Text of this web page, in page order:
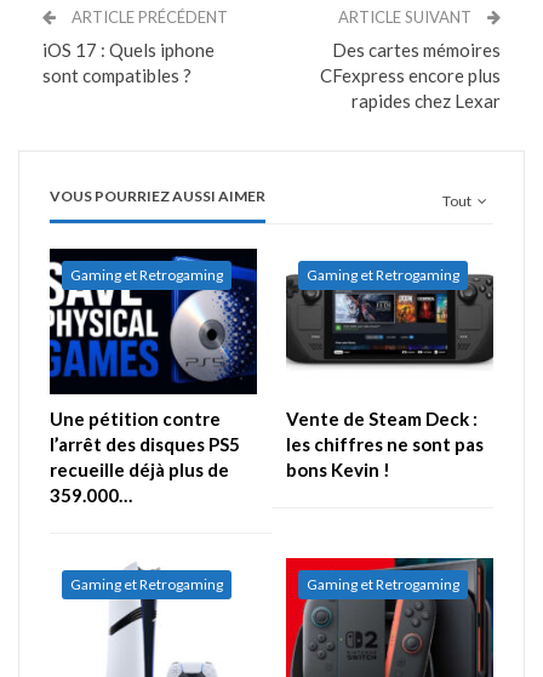
ARTICLE PRÉCÉDENT
iOS 17 : Quels iphone
sont compatibles ?
ARTICLE SUIVANT
Des cartes mémoires
CFexpress encore plus
rapides chez Lexar
Tout
VOUS POURRIEZ AUSSI AIMER
Gaming et Retrogaming
Une pétition contre
l’arrêt des disques PS5
recueille déjà plus de
359.000…
Gaming et Retrogaming
Vente de Steam Deck :
les chiffres ne sont pas
bons Kevin !
Gaming et Retrogaming Gaming et Retrogaming